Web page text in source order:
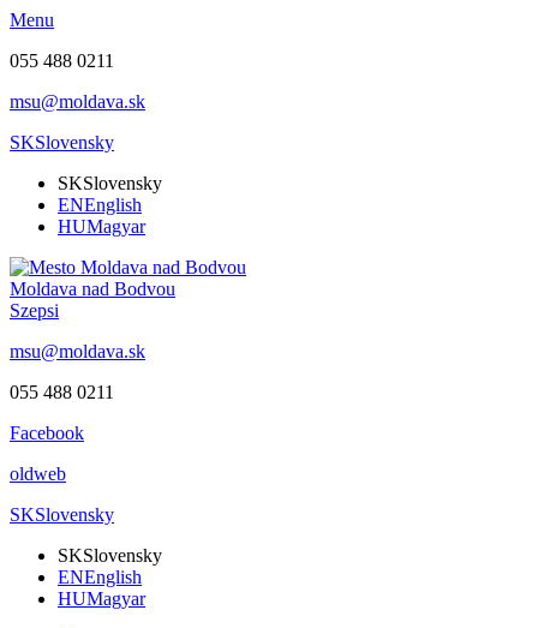
Menu
055 488 0211
msu@moldava.sk
SKSlovensky
SKSlovensky
ENEnglish
HUMagyar
Moldava nad Bodvou
Szepsi
msu@moldava.sk
055 488 0211
Facebook
oldweb
SKSlovensky
SKSlovensky
ENEnglish
HUMagyar